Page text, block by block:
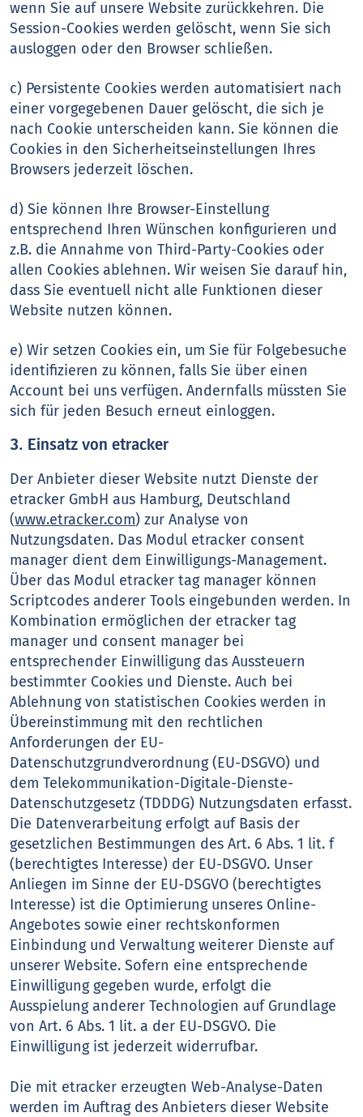
wenn Sie auf unsere Website zurückkehren. Die
Session-Cookies werden gelöscht, wenn Sie sich
ausloggen oder den Browser schließen.
c) Persistente Cookies werden automatisiert nach
einer vorgegebenen Dauer gelöscht, die sich je
nach Cookie unterscheiden kann. Sie können die
Cookies in den Sicherheitseinstellungen Ihres
Browsers jederzeit löschen.
d) Sie können Ihre Browser-Einstellung
entsprechend Ihren Wünschen konfigurieren und
z.B. die Annahme von Third-Party-Cookies oder
allen Cookies ablehnen. Wir weisen Sie darauf hin,
dass Sie eventuell nicht alle Funktionen dieser
Website nutzen können.
e) Wir setzen Cookies ein, um Sie für Folgebesuche
identifizieren zu können, falls Sie über einen
Account bei uns verfügen. Andernfalls müssten Sie
sich für jeden Besuch erneut einloggen.
3. Einsatz von etracker
Der Anbieter dieser Website nutzt Dienste der
etracker GmbH aus Hamburg, Deutschland
(www.etracker.com) zur Analyse von
Nutzungsdaten. Das Modul etracker consent
manager dient dem Einwilligungs-Management.
Über das Modul etracker tag manager können
Scriptcodes anderer Tools eingebunden werden. In
Kombination ermöglichen der etracker tag
manager und consent manager bei
entsprechender Einwilligung das Aussteuern
bestimmter Cookies und Dienste. Auch bei
Ablehnung von statistischen Cookies werden in
Übereinstimmung mit den rechtlichen
Anforderungen der EU-
Datenschutzgrundverordnung (EU-DSGVO) und
dem Telekommunikation-Digitale-Dienste-
Datenschutzgesetz (TDDDG) Nutzungsdaten erfasst.
Die Datenverarbeitung erfolgt auf Basis der
gesetzlichen Bestimmungen des Art. 6 Abs. 1 lit. f
(berechtigtes Interesse) der EU-DSGVO. Unser
Anliegen im Sinne der EU-DSGVO (berechtigtes
Interesse) ist die Optimierung unseres Online-
Angebotes sowie einer rechtskonformen
Einbindung und Verwaltung weiterer Dienste auf
unserer Website. Sofern eine entsprechende
Einwilligung gegeben wurde, erfolgt die
Ausspielung anderer Technologien auf Grundlage
von Art. 6 Abs. 1 lit. a der EU-DSGVO. Die
Einwilligung ist jederzeit widerrufbar.
Die mit etracker erzeugten Web-Analyse-Daten
werden im Auftrag des Anbieters dieser Website